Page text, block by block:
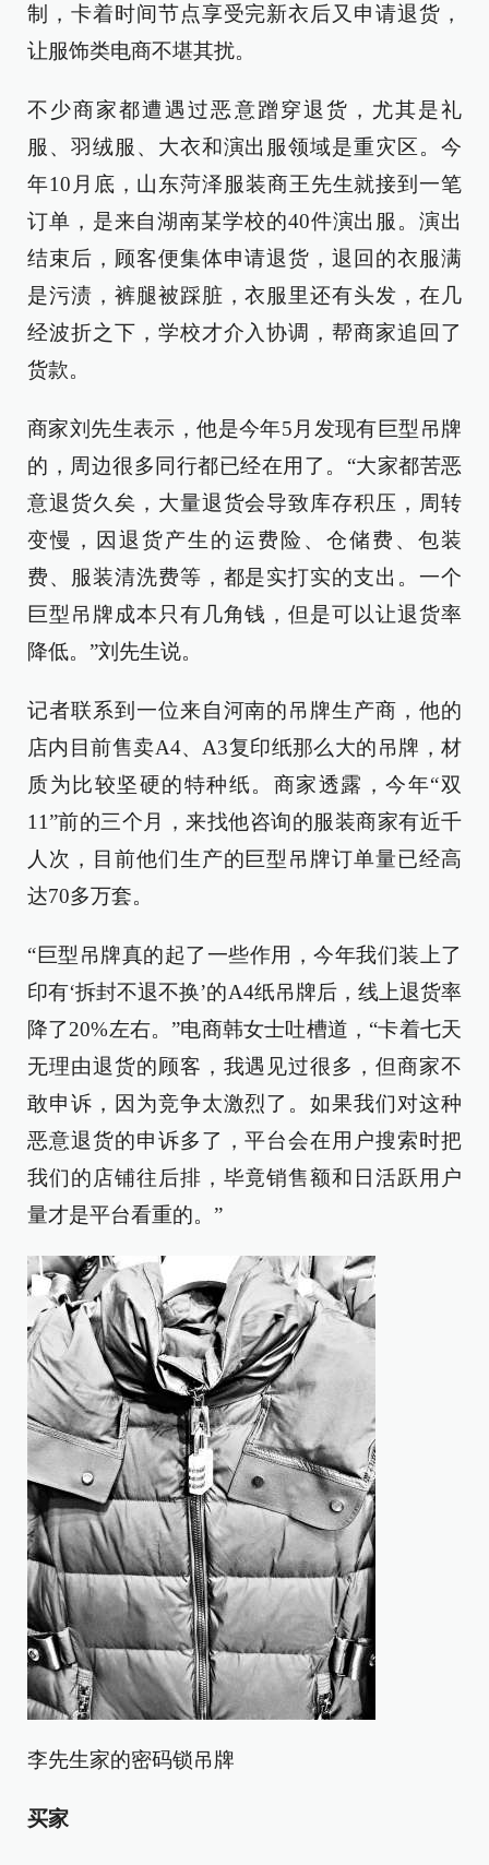
制，卡着时间节点享受完新衣后又申请退货，
让服饰类电商不堪其扰。
不少商家都遭遇过恶意蹭穿退货，尤其是礼
服、羽绒服、大衣和演出服领域是重灾区。今
年10月底，山东菏泽服装商王先生就接到一笔
订单，是来自湖南某学校的40件演出服。演出
结束后，顾客便集体申请退货，退回的衣服满
是污渍，裤腿被踩脏，衣服里还有头发，在几
经波折之下，学校才介入协调，帮商家追回了
货款。
商家刘先生表示，他是今年5月发现有巨型吊牌
的，周边很多同行都已经在用了。“大家都苦恶
意退货久矣，大量退货会导致库存积压，周转
变慢，因退货产生的运费险、仓储费、包装
费、服装清洗费等，都是实打实的支出。一个
巨型吊牌成本只有几角钱，但是可以让退货率
降低。”刘先生说。
记者联系到一位来自河南的吊牌生产商，他的
店内目前售卖A4、A3复印纸那么大的吊牌，材
质为比较坚硬的特种纸。商家透露，今年“双
11”前的三个月，来找他咨询的服装商家有近千
人次，目前他们生产的巨型吊牌订单量已经高
达70多万套。
“巨型吊牌真的起了一些作用，今年我们装上了
印有‘拆封不退不换’的A4纸吊牌后，线上退货率
降了20%左右。”电商韩女士吐槽道，“卡着七天
无理由退货的顾客，我遇见过很多，但商家不
敢申诉，因为竞争太激烈了。如果我们对这种
恶意退货的申诉多了，平台会在用户搜索时把
我们的店铺往后排，毕竟销售额和日活跃用户
量才是平台看重的。”
李先生家的密码锁吊牌
买家